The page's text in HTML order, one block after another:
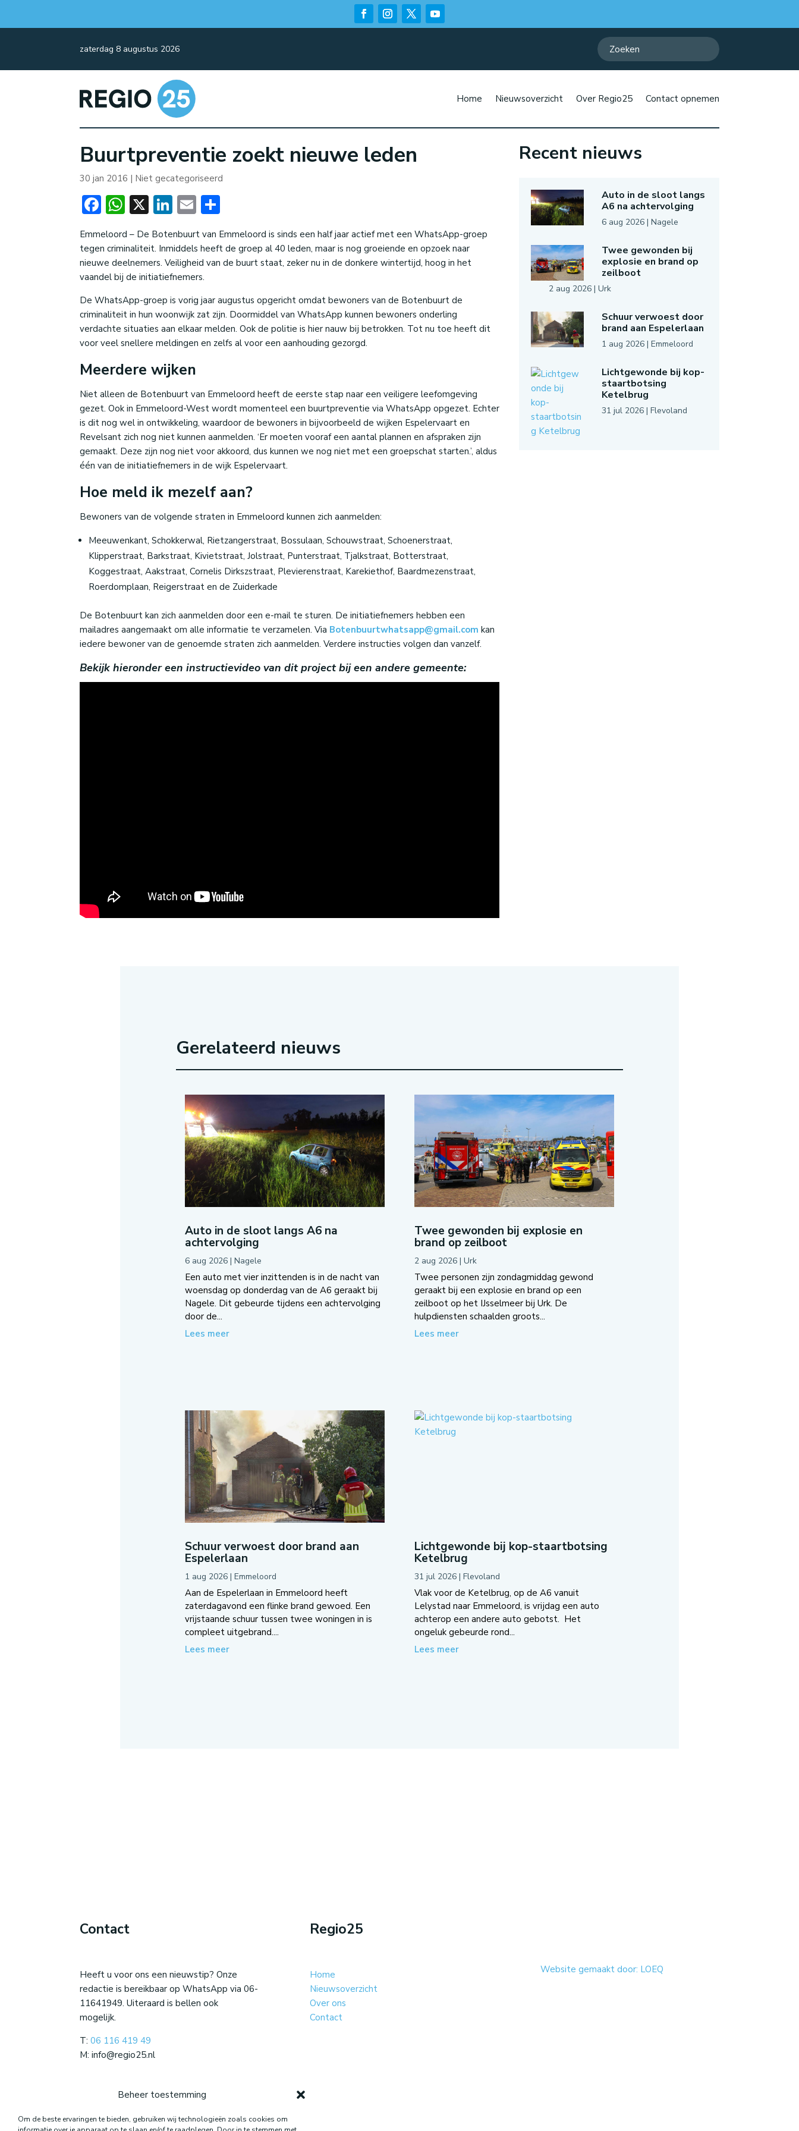
Beheer toestemming
Om de beste ervaringen te bieden, gebruiken wij technologieën zoals cookies om
zaterdag 8 augustus 2026
Home Nieuwsoverzicht Over Regio25 Contact opnemen
Buurtpreventie zoekt nieuwe leden
30 jan 2016 | Niet gecategoriseerd
Facebook
WhatsApp
X LinkedIn
Email
Emmeloord – De Botenbuurt van Emmeloord is sinds een half jaar actief met een WhatsApp-groep
tegen criminaliteit. Inmiddels heeft de groep al 40 leden, maar is nog groeiende en opzoek naar
nieuwe deelnemers. Veiligheid van de buurt staat, zeker nu in de donkere wintertijd, hoog in het
vaandel bij de initiatiefnemers.
De WhatsApp-groep is vorig jaar augustus opgericht omdat bewoners van de Botenbuurt de
criminaliteit in hun woonwijk zat zijn. Doormiddel van WhatsApp kunnen bewoners onderling
verdachte situaties aan elkaar melden. Ook de politie is hier nauw bij betrokken. Tot nu toe heeft dit
voor veel snellere meldingen en zelfs al voor een aanhouding gezorgd.
Meerdere wijken
Niet alleen de Botenbuurt van Emmeloord heeft de eerste stap naar een veiligere leefomgeving
gezet. Ook in Emmeloord-West wordt momenteel een buurtpreventie via WhatsApp opgezet. Echter
is dit nog wel in ontwikkeling, waardoor de bewoners in bijvoorbeeld de wijken Espelervaart en
Revelsant zich nog niet kunnen aanmelden. ‘Er moeten vooraf een aantal plannen en afspraken zijn
gemaakt. Deze zijn nog niet voor akkoord, dus kunnen we nog niet met een groepschat starten.’, aldus
één van de initiatiefnemers in de wijk Espelervaart.
Hoe meld ik mezelf aan?
Bewoners van de volgende straten in Emmeloord kunnen zich aanmelden:
Meeuwenkant, Schokkerwal, Rietzangerstraat, Bossulaan, Schouwstraat, Schoenerstraat,
Klipperstraat, Barkstraat, Kivietstraat, Jolstraat, Punterstraat, Tjalkstraat, Botterstraat,
Koggestraat, Aakstraat, Cornelis Dirkszstraat, Plevierenstraat, Karekiethof, Baardmezenstraat,
Roerdomplaan, Reigerstraat en de Zuiderkade
De Botenbuurt kan zich aanmelden door een e-mail te sturen. De initiatiefnemers hebben een
mailadres aangemaakt om alle informatie te verzamelen. Via Botenbuurtwhatsapp@gmail.com kan
iedere bewoner van de genoemde straten zich aanmelden. Verdere instructies volgen dan vanzelf.
Bekijk hieronder een instructievideo van dit project bij een andere gemeente:
Recent nieuws
Auto in de sloot langs
A6 na achtervolging
6 aug 2026| Nagele
Twee gewonden bij
explosie en brand op
zeilboot
2 aug 2026| Urk
Schuur verwoest door
brand aan Espelerlaan
1 aug 2026| Emmeloord
Lichtgewonde bij kop-
staartbotsing
Ketelbrug
31 jul 2026| Flevoland
Gerelateerd nieuws
Auto in de sloot langs A6 na
achtervolging
6 aug 2026| Nagele
Een auto met vier inzittenden is in de nacht van
woensdag op donderdag van de A6 geraakt bij
Nagele. Dit gebeurde tijdens een achtervolging
door de...
Lees meer
Twee gewonden bij explosie en
brand op zeilboot
2 aug 2026| Urk
Twee personen zijn zondagmiddag gewond
geraakt bij een explosie en brand op een
zeilboot op het IJsselmeer bij Urk. De
hulpdiensten schaalden groots...
Lees meer
Schuur verwoest door brand aan
Espelerlaan
1 aug 2026| Emmeloord
Aan de Espelerlaan in Emmeloord heeft
zaterdagavond een flinke brand gewoed. Een
vrijstaande schuur tussen twee woningen in is
compleet uitgebrand....
Lees meer
Lichtgewonde bij kop-staartbotsing
Ketelbrug
31 jul 2026| Flevoland
Vlak voor de Ketelbrug, op de A6 vanuit
Lelystad naar Emmeloord, is vrijdag een auto
achterop een andere auto gebotst. Het
ongeluk gebeurde rond...
Lees meer
Contact
Heeft u voor ons een nieuwstip? Onze
redactie is bereikbaar op WhatsApp via 06-
11641949. Uiteraard is bellen ook
mogelijk.
T:06 116 419 49
M: info@regio25.nl
Regio25
Home
Nieuwsoverzicht
Over ons
Contact
Website gemaakt door: LOEQ